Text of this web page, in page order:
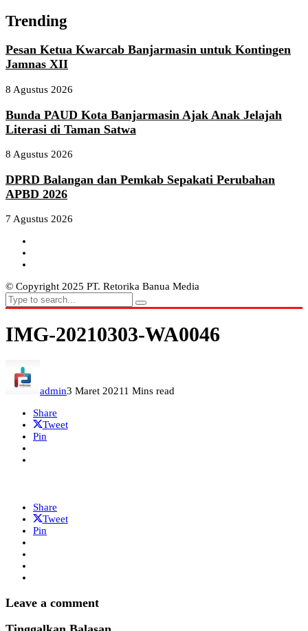
Trending
Pesan Ketua Kwarcab Banjarmasin untuk Kontingen
Jamnas XII
8 Agustus 2026
Bunda PAUD Kota Banjarmasin Ajak Anak Jelajah
Literasi di Taman Satwa
8 Agustus 2026
DPRD Balangan dan Pemkab Sepakati Perubahan
APBD 2026
7 Agustus 2026
© Copyright 2025 PT. Retorika Banua Media
IMG-20210303-WA0046
admin3 Maret 20211 Mins read
Share
Tweet
Pin
Share
Tweet
Pin
Leave a comment